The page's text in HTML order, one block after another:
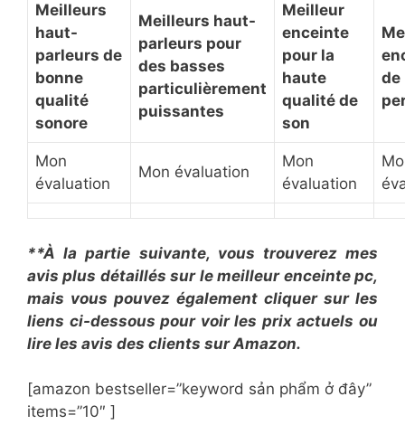
​Meilleurs
haut-
parleurs de
bonne
qualité
sonore
​Meilleurs haut-
parleurs pour
des basses
particulièrement
puissantes
​Meilleur
enceinte
pour la
haute
qualité de
son
de
Mon
évaluation
Mon évaluation
Mon
évaluation
**À la partie suivante, vous trouverez mes
avis plus détaillés sur le ​meilleur enceinte pc,
mais vous pouvez également cliquer sur les
liens ci-dessous pour voir les prix actuels ou
lire les avis des clients sur Amazon.
[amazon bestseller=”keyword sản phẩm ở đây”
items=”10″ ]